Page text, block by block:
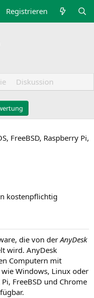
Registrieren
Diskussion
FreeBSD Raspberry Pi
kostenpflichtig
die von derAnyDesk
wird. AnyDesk
Computern mit
Windows, Linux oder
FreeBSD und Chrome